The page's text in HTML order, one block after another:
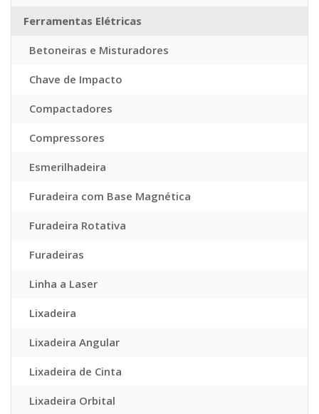
Ferramentas Elétricas
Betoneiras e Misturadores
Chave de Impacto
Compactadores
Compressores
Esmerilhadeira
Furadeira com Base Magnética
Furadeira Rotativa
Furadeiras
Linha a Laser
Lixadeira
Lixadeira Angular
Lixadeira de Cinta
Lixadeira Orbital